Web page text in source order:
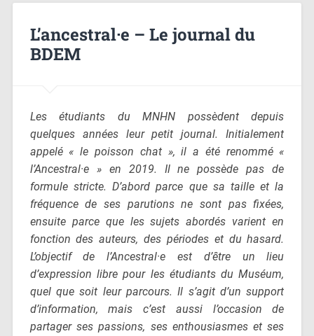
L’ancestral·e – Le journal du
BDEM
Les étudiants du MNHN possèdent depuis
quelques années leur petit journal. Initialement
appelé « le poisson chat », il a été renommé «
l’Ancestral·e » en 2019. Il ne possède pas de
formule stricte. D’abord parce que sa taille et la
fréquence de ses parutions ne sont pas fixées,
ensuite parce que les sujets abordés varient en
fonction des auteurs, des périodes et du hasard.
L’objectif de l’Ancestral·e est d’être un lieu
d’expression libre pour les étudiants du Muséum,
quel que soit leur parcours. Il s’agit d’un support
d’information, mais c’est aussi l’occasion de
partager ses passions, ses enthousiasmes et ses